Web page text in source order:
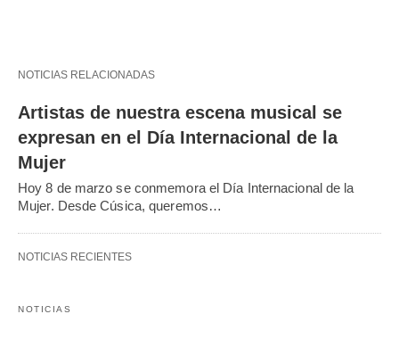
NOTICIAS RELACIONADAS
Artistas de nuestra escena musical se
expresan en el Día Internacional de la
Mujer
Hoy 8 de marzo se conmemora el Día Internacional de la
Mujer. Desde Cúsica, queremos…
NOTICIAS RECIENTES
NOTICIAS